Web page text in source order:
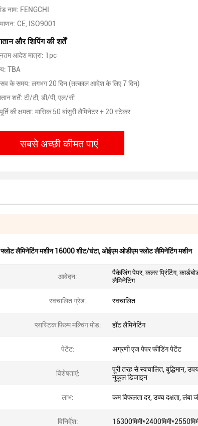
नाम: FENGCHI
CE, ISO9001
और शिपिंग की शर्तें
आदेश मात्रा: 1pc
TBA
के समय: लगभग 20 दिन (तत्काल आदेश के लिए 7 दिन)
शर्तें: टी/टी, डी/पी, एल/सी
की क्षमता: मासिक 50 बांसुरी लैमिनेटर + 20 स्टेकर
सबसे अच्छी कीमत पाएं
फ्लोट लैमिनेटिंग मशीन 16000 शीट/घंटा,ओईएम ओडीएम फ्लोट लैमिनेटिंग मशीन
आवेदन:
पैकेजिंग पेपर, कलर प्रिंटिंग,
लैमिनेटिंग
स्वचालित ग्रेड: स्वचालित
प्लास्टिक फिल्म मल्चिंग मोड: हॉट लैमिनेटिंग
पेटेंट: अग्रणी एज पेपर फीडिंग पेटेंट
विशेषताएं:
पूरी तरह से स्वचालित, बुद्धिमान,
नुकूल डिजाइन
लाभ: कम विफलता दर, उच्च दक्षता, लंबा
विनिर्देश: